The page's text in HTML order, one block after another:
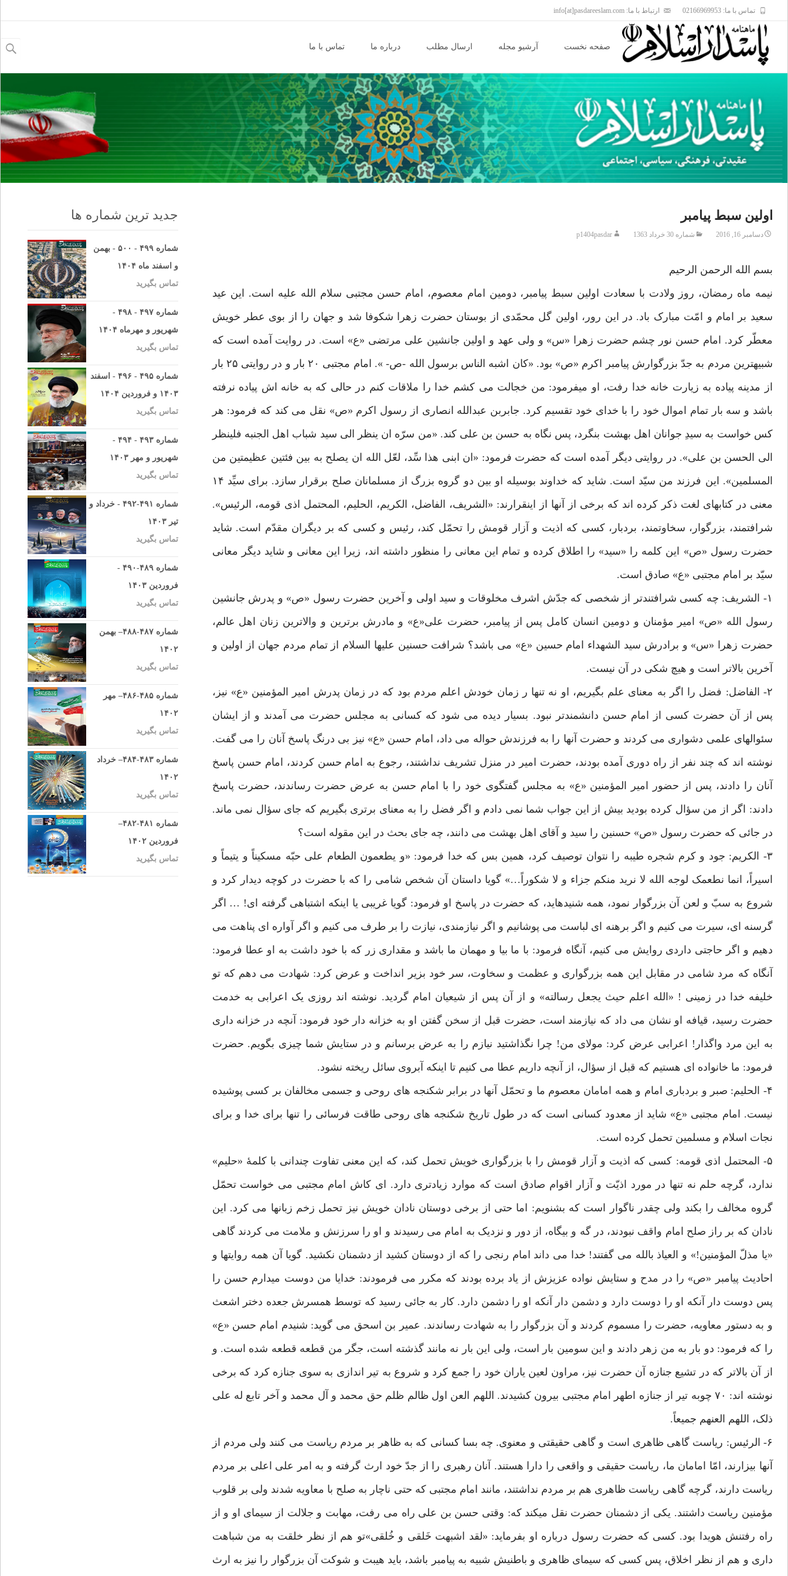
تماس با ما: 02166969953 ارتباط با ما: info[at]pasdareeslam.com
content
صفحه نخست آرشیو مجله ارسال مطلب درباره ما تماس با ما
برای:
اولین سبط پیامبر
دسامبر 16, 2016 شماره 30 خرداد 1363 p1404pasdar
بسم الله الرحمن الرحیم
نیمه ماه رمضان، روز ولادت با سعادت اولین سبط پیامبر، دومین امام معصوم، امام حسن مجتبی سلام الله علیه است. این عید
سعید بر امام و امّت مبارک باد. در این رور، اولین گل محمّدی از بوستان حضرت زهرا شکوفا شد و جهان را از بوی عطر خویش
معطّر کرد. امام حسن نور چشم حضرت زهرا «س» و ولی عهد و اولین جانشین علی مرتضی «ع» است. در روایت آمده است که
شبیهترین مردم به جدّ بزرگوارش پیامبر اکرم «ص» بود. «کان اشبه الناس برسول الله -ص- ». امام مجتبی ۲۰ بار و در روایتی ۲۵ بار
از مدینه پیاده به زیارت خانه خدا رفت، او میفرمود: من خجالت می کشم خدا را ملاقات کنم در حالی که به خانه اش پیاده نرفته
باشد و سه بار تمام اموال خود را با خدای خود تقسیم کرد. جابربن عبدالله انصاری از رسول اکرم «ص» نقل می کند که فرمود: هر
کس خواست به سیدِ جوانان اهل بهشت بنگرد، پس نگاه به حسن بن علی کند. «من سرّه ان ینظر الی سید شباب اهل الجنبه فلینظر
الی الحسن بن علی». در روایتی دیگر آمده است که حضرت فرمود: «ان ابنی هذا سِّد، لعّل الله ان یصلح به بین فئتین عظیمتین من
المسلمین». این فرزند من سیّد است. شاید که خداوند بوسیله او بین دو گروه بزرگ از مسلمانان صلح برقرار سازد. برای سیِّد ۱۴
معنی در کتابهای لغت ذکر کرده اند که برخی از آنها از اینقرارند: «الشریف، الفاضل، الکریم، الحلیم، المحتمل اذی قومه، الرئیس».
شرافتمند، بزرگوار، سخاوتمند، بردبار، کسی که اذیت و آزار قومش را تحمّل کند، رئیس و کسی که بر دیگران مقدّم است. شاید
حضرت رسول «ص» این کلمه را «سید» را اطلاق کرده و تمام این معانی را منظور داشته اند، زیرا این معانی و شاید دیگر معانی
سیّد بر امام مجتبی «ع» صادق است.
۱- الشریف: چه کسی شرافتندتر از شخصی که جدّش اشرف مخلوقات و سید اولی و آخرین حضرت رسول «ص» و پدرش جانشین
رسول الله «ص» امیر مؤمنان و دومین انسان کامل پس از پیامبر، حضرت علی«ع» و مادرش برترین و والاترین زنان اهل عالم،
حضرت زهرا «س» و برادرش سید الشهداء امام حسین «ع» می باشد؟ شرافت حسنین علیها السلام از تمام مردم جهان از اولین و
آخرین بالاتر است و هیچ شکی در آن نیست.
۲- الفاضل: فضل را اگر به معنای علم بگیریم، او نه تنها ر زمان خودش اعلم مردم بود که در زمان پدرش امیر المؤمنین «ع» نیز،
پس از آن حضرت کسی از امام حسن دانشمندتر نبود. بسیار دیده می شود که کسانی به مجلس حضرت می آمدند و از ایشان
سئوالهای علمی دشواری می کردند و حضرت آنها را به فرزندش حواله می داد، امام حسن «ع» نیز بی درنگ پاسخ آنان را می گفت.
نوشته اند که چند نفر از راه دوری آمده بودند، حضرت امیر در منزل تشریف نداشتند، رجوع به امام حسن کردند، امام حسن پاسخ
آنان را دادند، پس از حضور امیر المؤمنین «ع» به مجلس گفتگوی خود را با امام حسن به عرض حضرت رساندند، حضرت پاسخ
دادند: اگر از من سؤال کرده بودید بیش از این جواب شما نمی دادم و اگر فضل را به معنای برتری بگیریم که جای سؤال نمی ماند.
در جائی که حضرت رسول «ص» حسنین را سید و آقای اهل بهشت می دانند، چه جای بحث در این مقوله است؟
۳- الکریم: جود و کرم شجره طیبه را نتوان توصیف کرد، همین بس که خدا فرمود: «و یطعمون الطعام علی حبّه مسکیناً و یتیماً و
اسیراً، انما نطعمک لوجه الله لا نرید منکم جزاء و لا شکوراً…» گویا داستان آن شخص شامی را که با حضرت در کوچه دیدار کرد و
شروع به سبّ و لعن آن بزرگوار نمود، همه شنیده‏اید، که حضرت در پاسخ او فرمود: گویا غریبی یا اینکه اشتباهی گرفته ای! … اگر
گرسنه ای، سیرت می کنیم و اگر برهنه ای لباست می پوشانیم و اگر نیازمندی، نیازت را بر طرف می کنیم و اگر آواره ای پناهت می
دهیم و اگر حاجتی داردی روایش می کنیم، آنگاه فرمود: با ما بیا و مهمان ما باشد و مقداری زر که با خود داشت به او عطا فرمود:
آنگاه که مرد شامی در مقابل این همه بزرگواری و عظمت و سخاوت، سر خود بزیر انداخت و عرض کرد: شهادت می دهم که تو
خلیفه خدا در زمینی ! «الله اعلم حیث یجعل رسالته» و از آن پس از شیعیان امام گردید. نوشته اند روزی یک اعرابی به خدمت
حضرت رسید، قیافه او نشان می داد که نیازمند است، حضرت قبل از سخن گفتن او به خزانه دار خود فرمود: آنچه در خزانه داری
به این مرد واگذار! اعرابی عرض کرد: مولای من! چرا نگذاشتید نیازم را به عرض برسانم و در ستایش شما چیزی بگویم. حضرت
فرمود: ما خانواده ای هستیم که قبل از سؤال، از آنچه داریم عطا می کنیم تا اینکه آبروی سائل ریخته نشود.
۴- الحلیم: صبر و بردباری امام و همه امامان معصوم ما و تحمّل آنها در برابر شکنجه های روحی و جسمی مخالفان بر کسی پوشیده
نیست. امام مجتبی «ع» شاید از معدود کسانی است که در طول تاریخ شکنجه های روحی طاقت فرسائی را تنها برای خدا و برای
نجات اسلام و مسلمین تحمل کرده است.
۵- المحتمل اذی قومه: کسی که اذیت و آزار قومش را با بزرگواری خویش تحمل کند، که این معنی تفاوت چندانی با کلمۀ «حلیم»
ندارد، گرچه حلم نه تنها در مورد اذیّت و آزار اقوام صادق است که موارد زیادتری دارد. ای کاش امام مجتبی می خواست تحمّل
گروه مخالف را بکند ولی چقدر ناگوار است که بشنویم: اما حتی از برخی دوستان نادان خویش نیز تحمل زخم زبانها می کرد. این
نادان که بر راز صلح امام واقف نبودند، در گه و بیگاه، از دور و نزدیک به امام می رسیدند و او را سرزنش و ملامت می کردند گاهی
«یا مذلّ المؤمنین!» و العیاذ بالله می گفتند! خدا می داند امام رنجی را که از دوستان کشید از دشمنان نکشید. گویا آن همه روایتها و
احادیث پیامبر «ص» را در مدح و ستایش نواده عزیزش از یاد برده بودند که مکرر می فرمودند: خدایا من دوست میدارم حسن را
پس دوست دار آنکه او را دوست دارد و دشمن دار آنکه او را دشمن دارد. کار به جائی رسید که توسط همسرش جعده دختر اشعث
و به دستور معاویه، حضرت را مسموم کردند و آن بزرگوار را به شهادت رساندند. عمیر بن اسحق می گوید: شنیدم امام حسن «ع»
را که فرمود: دو بار به من زهر دادند و این سومین بار است، ولی این بار نه مانند گذشته است، جگر من قطعه قطعه شده است. و
از آن بالاتر که در تشیع جنازه آن حضرت نیز، مراون لعین یاران خود را جمع کرد و شروع به تیر اندازی به سوی جنازه کرد که برخی
نوشته اند: ۷۰ چوبه تیر از جنازه اطهر امام مجتبی بیرون کشیدند. اللهم العن اول ظالم ظلم حق محمد و آل محمد و آخر تابع له علی
ذلک، اللهم العنهم جمیعاً.
۶- الرئیس: ریاست گاهی ظاهری است و گاهی حقیقتی و معنوی. چه بسا کسانی که به ظاهر بر مردم ریاست می کنند ولی مردم از
آنها بیزارند، امّا امامان ما، ریاست حقیقی و واقعی را دارا هستند. آنان رهبری را از جدّ خود ارث گرفته و به امر علی اعلی بر مردم
ریاست دارند، گرچه گاهی ریاست ظاهری هم بر مردم نداشتند، مانند امام مجتبی که حتی ناچار به صلح با معاویه شدند ولی بر قلوب
مؤمنین ریاست داشتند. یکی از دشمنان حضرت نقل میکند که: وقتی حسن بن علی راه می رفت، مهابت و جلالت از سیمای او و از
راه رفتنش هویدا بود. کسی که حضرت رسول درباره او بفرماید: «لقد اشبهت خَلقی و خُلقی»تو هم از نظر خلقت به من شباهت
داری و هم از نظر اخلاق، پس کسی که سیمای ظاهری و باطنیش شبیه به پیامبر باشد، باید هیبت و شوکت آن بزرگوار را نیز به ارث
جدید ترین شماره ها
شماره ۴۹۹ - ۵۰۰ - بهمن
و اسفند ماه ۱۴۰۴
تماس بگیرید
شماره ۴۹۷ - ۴۹۸ -
شهریور و مهرماه ۱۴۰۴
تماس بگیرید
شماره ۴۹۵ - ۴۹۶ - اسفند
۱۴۰۳ و فروردین ۱۴۰۴
تماس بگیرید
شماره ۴۹۳ - ۴۹۴ -
شهریور و مهر ۱۴۰۳
تماس بگیرید
شماره ۴۹۱-۴۹۲ - خرداد و
تیر ۱۴۰۳
تماس بگیرید
شماره ۴۸۹-۴۹۰ -
فروردین ۱۴۰۳
تماس بگیرید
شماره ۴۸۷-۴۸۸– بهمن
۱۴۰۲
تماس بگیرید
شماره ۴۸۵-۴۸۶– مهر
۱۴۰۲
تماس بگیرید
شماره ۴۸۳-۴۸۴– خرداد
۱۴۰۲
تماس بگیرید
شماره ۴۸۱-۴۸۲–
فروردین ۱۴۰۲
تماس بگیرید